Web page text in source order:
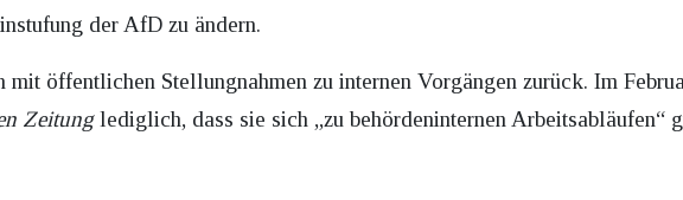
der AfD zu ändern.
mit öffentlichen Stellungnahmen zu internen Vorgängen zurück. Im
Zeitunglediglich, dass sie sich „zu behördeninternen Arbeitsabläufen“